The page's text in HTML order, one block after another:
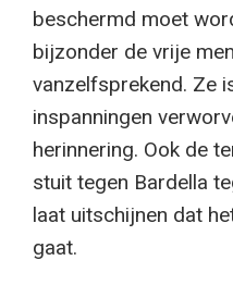
beschermd moet
bijzonder de vrije
vanzelfsprekend. Ze
inspanningen
herinnering. Ook de
stuit tegen Bardella
laat uitschijnen dat
gaat.